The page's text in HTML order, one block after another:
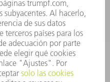
de Utillaje
36 69
de 8h – 18h
– 17h